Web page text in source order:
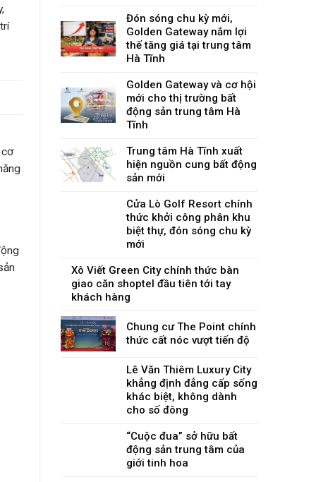
cơ
Đón sóng chu kỳ mới,
Golden Gateway nắm lợi
thế tăng giá tại trung tâm
Hà Tĩnh
Golden Gateway và cơ hội
mới cho thị trường bất
động sản trung tâm Hà
Tĩnh
Trung tâm Hà Tĩnh xuất
hiện nguồn cung bất động
sản mới
Cửa Lò Golf Resort chính
thức khởi công phân khu
biệt thự, đón sóng chu kỳ
mới
Xô Viết Green City chính thức bàn
giao căn shoptel đầu tiên tới tay
khách hàng
Chung cư The Point chính
thức cất nóc vượt tiến độ
Lê Văn Thiêm Luxury City
khẳng định đẳng cấp sống
khác biệt, không dành
cho số đông
“Cuộc đua” sở hữu bất
động sản trung tâm của
giới tinh hoa